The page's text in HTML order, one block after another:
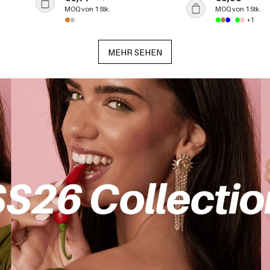
Taschenanhänger
MOQ von 1 Stk.
Damen
MOQ von 1 Stk.
+1
MEHR SEHEN